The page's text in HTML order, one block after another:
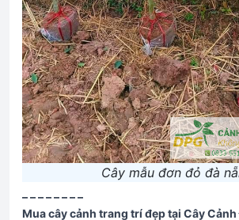
Cây mẫu đơn đỏ đà
– – – – – – – –
Mua cây cảnh trang trí đẹp tại Cây Cảnh